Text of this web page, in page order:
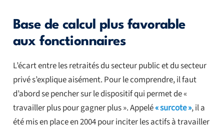
Base de calcul plus favorable
aux fonctionnaires
L’écart entre les retraités du secteur public et du secteur
privé s’explique aisément. Pour le comprendre, il faut
d’abord se pencher sur le dispositif qui permet de «
travailler plus pour gagner plus ». Appelé« surcote », il a
été mis en place en 2004 pour inciter les actifs à travailler